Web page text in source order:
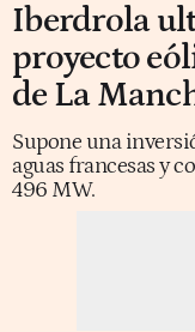
Iberdrola
proyecto
de La
Supone una
aguas francesas y
496 MW.